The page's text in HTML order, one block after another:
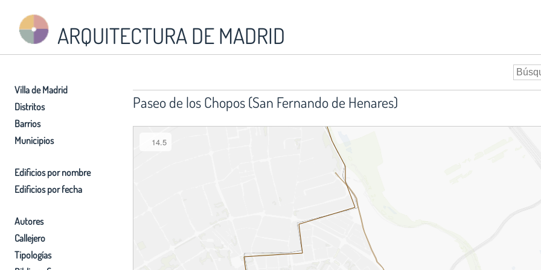
ARQUITECTURA DE MADRID
Villa de Madrid
Distritos
Barrios
Municipios
Edificios por nombre
Edificios por fecha
Autores
Callejero
Tipologías
Paseo de los Chopos (San Fernando de Henares)
14.5